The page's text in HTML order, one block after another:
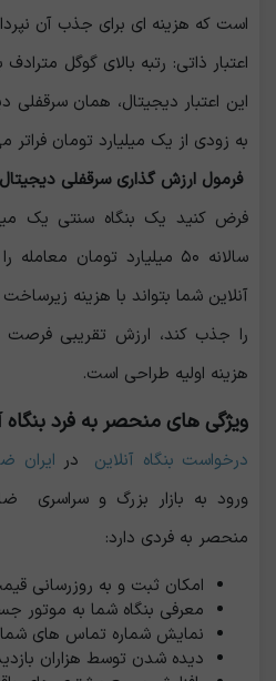
است که هزینه ‌ای برای جذب آن
اعتبار ذاتی: رتبه بالای گوگل
این اعتبار دیجیتال، همان
به زودی از یک میلیارد تومان فراتر
فرمول ارزش ‌گذاری سرقفلی
فرض کنید یک بنگاه سنتی یک
سالانه ۵۰ میلیارد تومان
را جذب کند، ارزش تقریبی فرصت
هزینه اولیه طراحی است.
ویژگی های منحصر به فرد بنگاه
درخواست بنگاه آنلاین در ایران
ورود به بازار بزرگ و سراسری
منحصر به فردی دارد:
امکان ثبت و به روزرسانی
معرفی بنگاه شما به موتور
نمایش شماره تماس های
دیده شدن توسط هزاران